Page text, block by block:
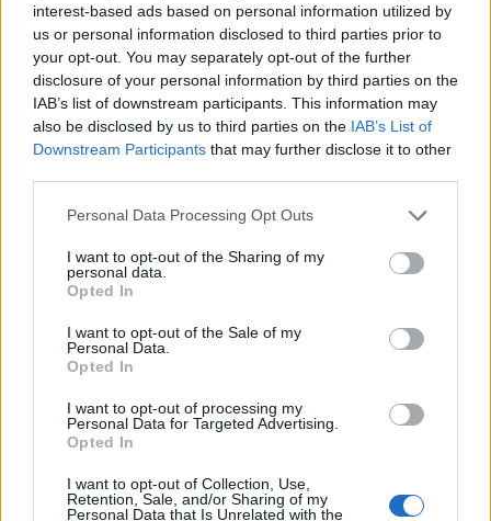
interest-based ads based on personal information utilized by
us or personal information disclosed to third parties prior to
your opt-out. You may separately opt-out of the further
disclosure of your personal information by third parties on the
IAB’s list of downstream participants. This information may
also be disclosed by us to third parties on the IAB’s List of
Downstream Participants that may further disclose it to other
Please note that this website/app uses one or more Google
not limited to your visit or usage behaviour. You may click to
grant or deny consent to Google and its third-party tags to
use your data for below specified purposes in below Google
consent section.
Personal Data Processing Opt Outs
I want to opt-out of the Sharing of my
personal data.
Opted In
I want to opt-out of the Sale of my
Personal Data.
Opted In
I want to opt-out of processing my
Personal Data for Targeted Advertising.
Opted In
I want to opt-out of Collection, Use,
Retention, Sale, and/or Sharing of my
Personal Data that Is Unrelated with the
Food Film Fighters
világevő•2012. szeptember 23.
Egy jónak ígérkező gasztroprogram hétfő estére,
slam poetry, improvizáló színészek, egy gasztrofilm
logó is hasonló): Közreműködik: Ponza, Indiana,
A Mamma és James Bond 2.
világevő•2011. augusztus 16.
történettel a másik címszereplőhöz, James Bondhoz
is. Eddig ugye Mamma Agatával találkoztunk a
kezdve hírességekre is főz, így nem is érte akkor
meglepetés, amikor beállított hozza…